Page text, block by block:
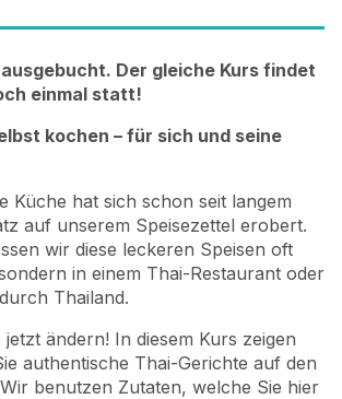
Der gleiche Kurs findet
einmal statt!
kochen – für sich und seine
Küche hat sich schon seit langem
auf unserem Speisezettel erobert.
wir diese leckeren Speisen oft
in einem Thai-Restaurant oder
Thailand.
ändern! In diesem Kurs zeigen
authentische Thai-Gerichte auf den
benutzen Zutaten, welche Sie hier